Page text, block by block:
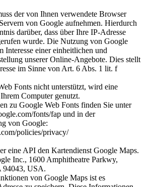
der von Ihnen verwendete Browser
von Google aufnehmen. Hierdurch
darüber, dass über Ihre IP-Adresse
wurde. Die Nutzung von Google
Interesse einer einheitlichen und
unserer Online-Angebote. Dies stellt
im Sinne von Art. 6 Abs. 1 lit. f
Fonts nicht unterstützt, wird eine
Computer genutzt.
zu Google Web Fonts finden Sie unter
fonts/fap und in der
von Google:
policies/privacy/
eine API den Kartendienst Google Maps.
Inc., 1600 Amphitheatre Parkwy,
94043, USA.
von Google Maps ist es